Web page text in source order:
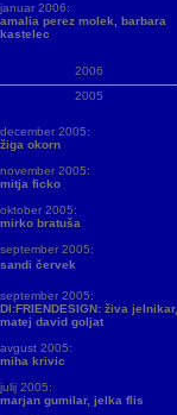
januar 2006:
amalia perez molek, barbara
kastelec
2006
2005
december 2005:
žiga okorn
november 2005:
mitja ficko
oktober 2005:
mirko bratuša
september 2005:
sandi červek
september 2005:
DI:FRIENDESIGN: živa jelnikar,
matej david goljat
avgust 2005:
miha krivic
julij 2005:
marjan gumilar, jelka flis